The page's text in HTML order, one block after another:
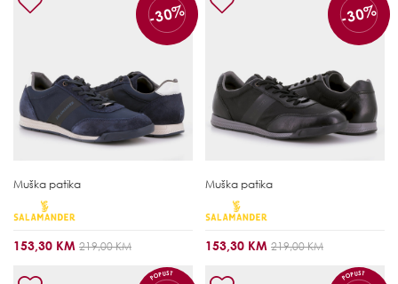
-30%
Muška patika
153,30 KM 219,00 KM
-30%
Muška patika
153,30 KM 219,00 KM
POPUST POPUST